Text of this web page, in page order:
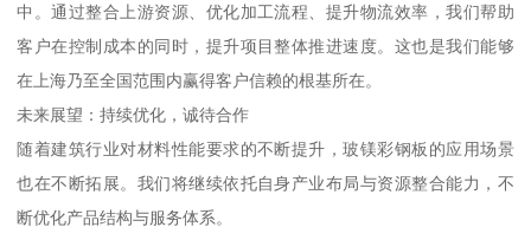
中。通过整合上游资源、优化加工流程、提升物流效率，我们帮助
客户在控制成本的同时，提升项目整体推进速度。这也是我们能够
在上海乃至全国范围内赢得客户信赖的根基所在。
未来展望：持续优化，诚待合作
随着建筑行业对材料性能要求的不断提升，玻镁彩钢板的应用场景
也在不断拓展。我们将继续依托自身产业布局与资源整合能力，不
断优化产品结构与服务体系。